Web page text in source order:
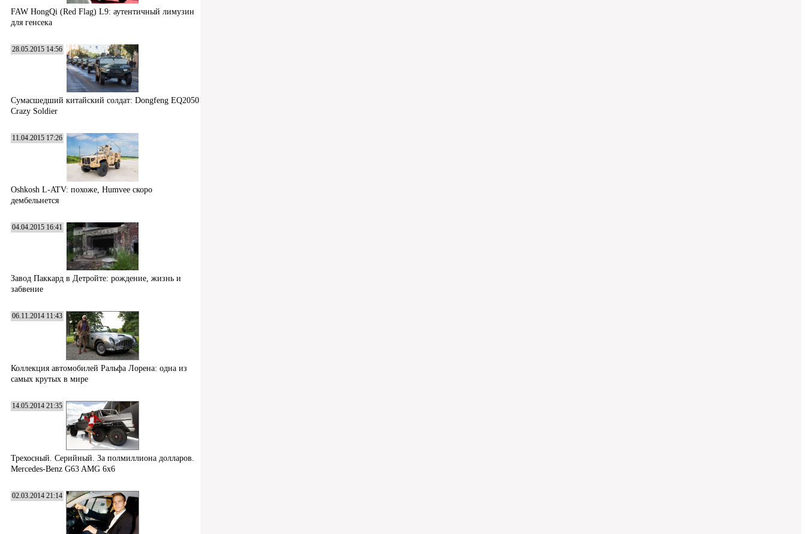
FAW HongQi (Red Flag) L9: аутентичный лимузин
для генсека
28.05.2015 14:56
Сумасшедший китайский солдат: Dongfeng EQ2050
Crazy Soldier
11.04.2015 17:26
Oshkosh L-ATV: похоже, Humvee скоро
дембельнется
04.04.2015 16:41
Завод Паккард в Детройте: рождение, жизнь и
забвение
06.11.2014 11:43
Коллекция автомобилей Ральфа Лорена: одна из
самых крутых в мире
14.05.2014 21:35
Трехосный. Серийный. За полмиллиона долларов.
Mercedes-Benz G63 AMG 6x6
02.03.2014 21:14